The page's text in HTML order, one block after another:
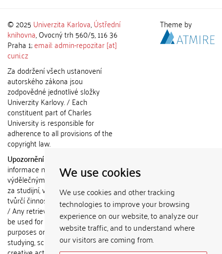
We use cookies
We use cookies and other tracking
technologies to improve your browsing
experience on our website, to analyze our
website traffic, and to understand where
our visitors are coming from.
© 2025 Univerzita Karlova,Ústřední
knihovna, Ovocný trh 560/5, 116 36
Praha 1;email: admin-repozitar [at]
cuni.cz
Za dodržení všech ustanovení
autorského zákona jsou
zodpovědné jednotlivé složky
Univerzity Karlovy. / Each
constituent part of Charles
University is responsible for
adherence to all provisions of the
copyright law.
Upozornění / Notice:
informace nemohou být použity k
výdělečným účelům nebo vydávány
za studijní, vědeckou nebo jinou
tvůrčí činnost jiné osoby než autora.
/ Any retrieved information shall not
be used for any commercial
purposes or claimed as results of
studying, scientific or any other
Theme by